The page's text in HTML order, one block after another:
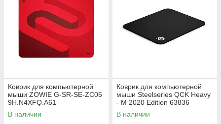
Коврик для компьютерной
мыши ZOWIE G-SR-SE-ZC05
9H.N4XFQ.A61
В наличии
Коврик для компьютерной
мыши Steelseries QCK Heavy
- M 2020 Edition 63836
В наличии